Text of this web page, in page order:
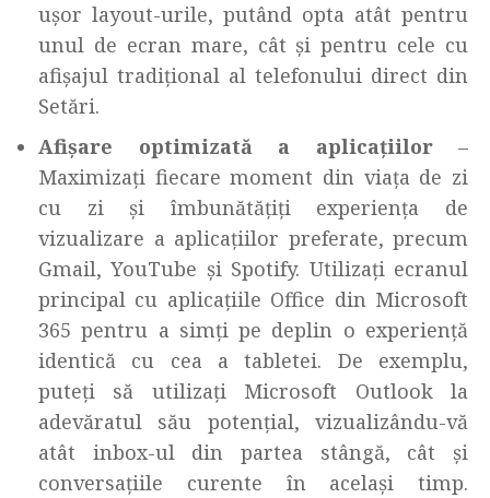
ușor layout-urile, putând opta atât pentru
unul de ecran mare, cât și pentru cele cu
afișajul tradițional al telefonului direct din
Setări.
Afișare optimizată a aplicațiilor–
Maximizați fiecare moment din viața de zi
cu zi și îmbunătățiți experiența de
vizualizare a aplicațiilor preferate, precum
Gmail, YouTube și Spotify. Utilizați ecranul
principal cu aplicațiile Office din Microsoft
365 pentru a simți pe deplin o experiență
identică cu cea a tabletei. De exemplu,
puteți să utilizați Microsoft Outlook la
adevăratul său potențial, vizualizându-vă
atât inbox-ul din partea stângă, cât și
conversațiile curente în același timp.